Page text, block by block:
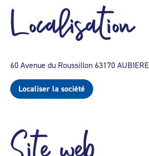
Localisation
60 Avenue du Roussillon 63170 AUBIERE
Localiser la société